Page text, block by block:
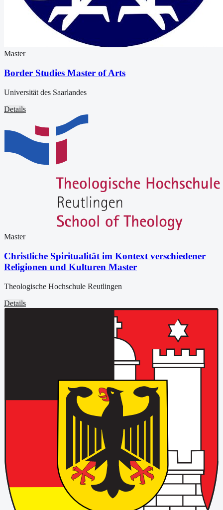
Master
Border Studies Master of Arts
Universität des Saarlandes
Details
Master
Christliche Spiritualität im Kontext verschiedener
Religionen und Kulturen Master
Theologische Hochschule Reutlingen
Details